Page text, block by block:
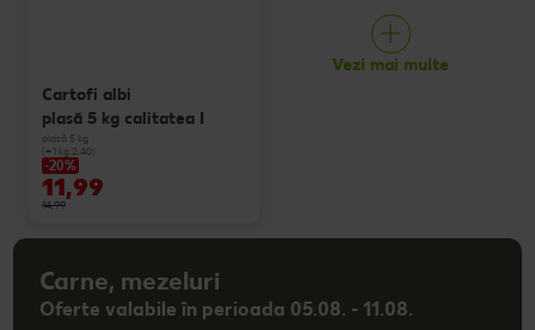
Cartofi albi
plasă 5 kg calitatea I
plasă 5 kg
(=1 kg 2.40)
-20%
11,99
14,99
Vezi mai multe
Carne, mezeluri
Oferte valabile în perioada 05.08. - 11.08.